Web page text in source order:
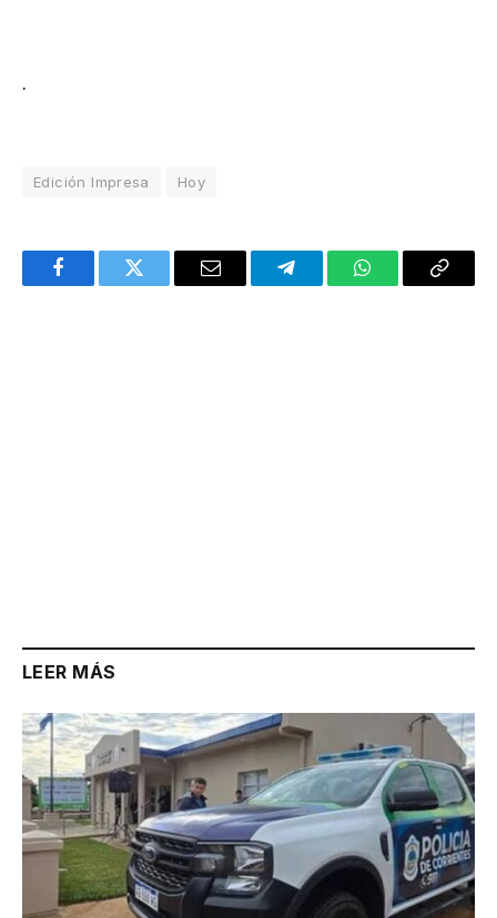
.
Edición Impresa Hoy
FacebookTwitter Email TelegramWhatsAppCopy
LEER MÁS